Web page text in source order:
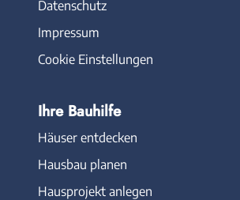
Datenschutz
Impressum
Cookie Einstellungen
Ihre Bauhilfe
Häuser entdecken
Hausbau planen
Hausprojekt anlegen